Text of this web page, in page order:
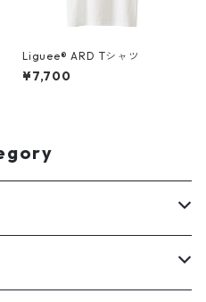
Liguee®️ ARD Tシャツ
¥7,700